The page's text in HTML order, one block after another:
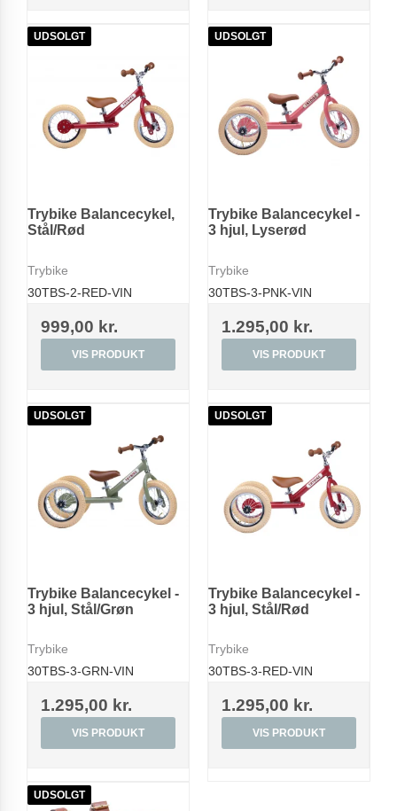
UDSOLGT
Trybike Balancecykel,
Stål/Rød
Trybike
30TBS-2-RED-VIN
999,00 kr.
VIS PRODUKT
UDSOLGT
Trybike Balancecykel -
3 hjul, Lyserød
Trybike
30TBS-3-PNK-VIN
1.295,00 kr.
VIS PRODUKT
UDSOLGT
Trybike Balancecykel -
3 hjul, Stål/Grøn
Trybike
30TBS-3-GRN-VIN
1.295,00 kr.
VIS PRODUKT
UDSOLGT
Trybike Balancecykel -
3 hjul, Stål/Rød
Trybike
30TBS-3-RED-VIN
1.295,00 kr.
VIS PRODUKT
UDSOLGT